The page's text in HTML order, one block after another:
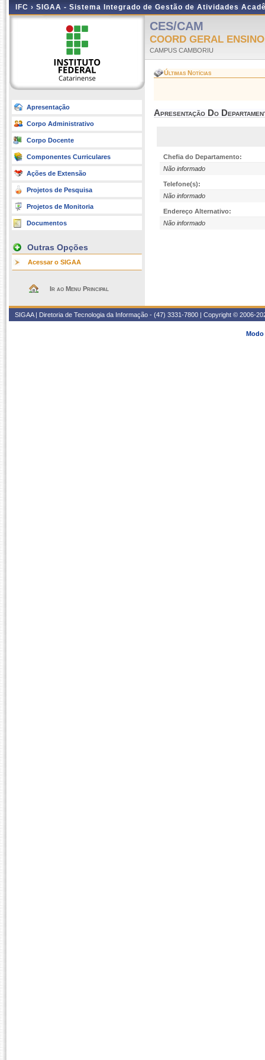
IFC › SIGAA - Sistema Integrado de Gestão de Atividades
Apresentação
Corpo Administrativo
Corpo Docente
Componentes Curriculares
Ações de Extensão
Projetos de Pesquisa
Projetos de Monitoria
Documentos
Outras Opções
Acessar o SIGAA
Ir ao Menu Principal
CES/CAM
COORD GERAL
CAMPUS CAMBORIU
Últimas Notícias
Apresentação Do
Chefia do Departamento:
Não informado
Telefone(s):
Não informado
Endereço Alternativo:
Não informado
SIGAA | Diretoria de Tecnologia da Informação - (47) 3331-7800 | Copyright © 2006-
Modo